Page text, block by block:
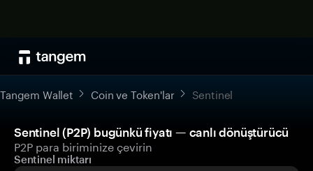
Tangem Wallet Coin ve Token'lar Sentinel
Sentinel (P2P) bugünkü fiyatı — canlı dönüştürücü
P2P para biriminize çevirin
Sentinel miktarı